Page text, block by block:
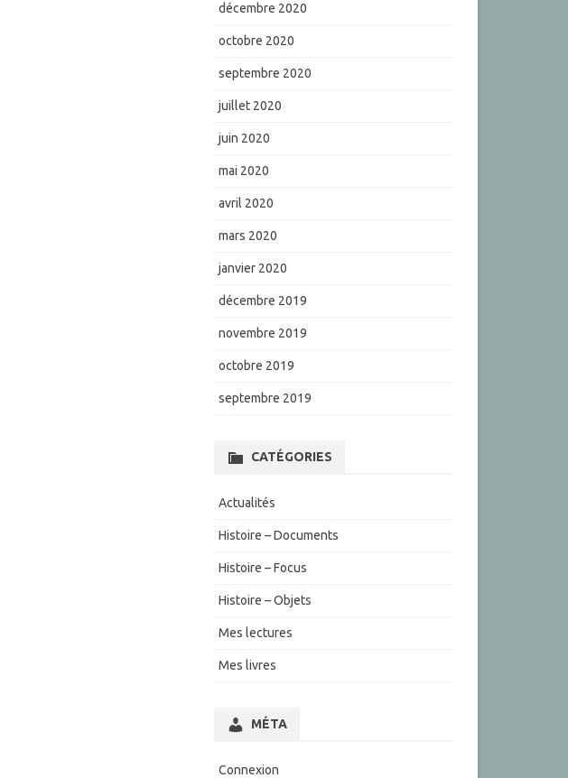
décembre 2020
octobre 2020
septembre 2020
juillet 2020
juin 2020
mai 2020
avril 2020
mars 2020
janvier 2020
décembre 2019
novembre 2019
octobre 2019
septembre 2019
CATÉGORIES
Actualités
Histoire – Documents
Histoire – Focus
Histoire – Objets
Mes lectures
Mes livres
MÉTA
Connexion